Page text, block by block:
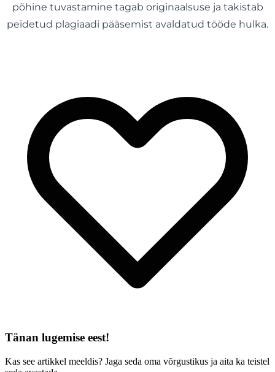
põhine tuvastamine tagab originaalsuse ja takistab
peidetud plagiaadi pääsemist avaldatud tööde hulka.
Tänan lugemise eest!
Kas see artikkel meeldis? Jaga seda oma võrgustikus ja aita ka teistel